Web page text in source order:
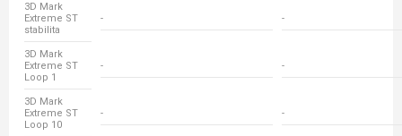
3D Mark
Extreme ST
stabilita
- -
3D Mark
Extreme ST
Loop 1
- -
3D Mark
Extreme ST
Loop 10
- -